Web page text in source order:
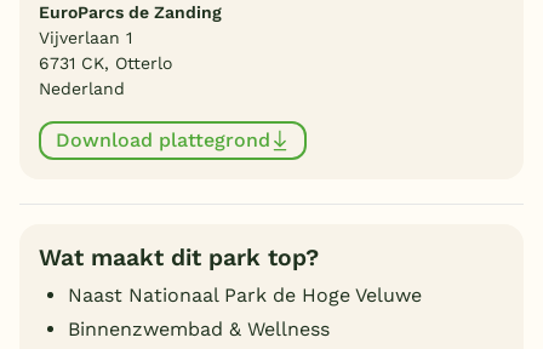
EuroParcs de Zanding
Vijverlaan 1
6731 CK, Otterlo
Nederland
Download plattegrond
Wat maakt dit park top?
Naast Nationaal Park de Hoge Veluwe
Binnenzwembad & Wellness